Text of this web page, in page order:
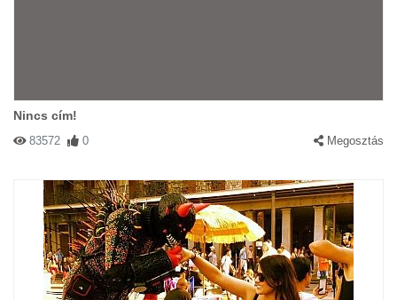
Nincs cím!
83572 0 Megosztás